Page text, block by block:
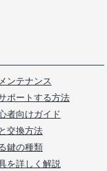
ンテナンス
ポートする方法
者向けガイド
交換方法
鍵の種類
を詳しく解説